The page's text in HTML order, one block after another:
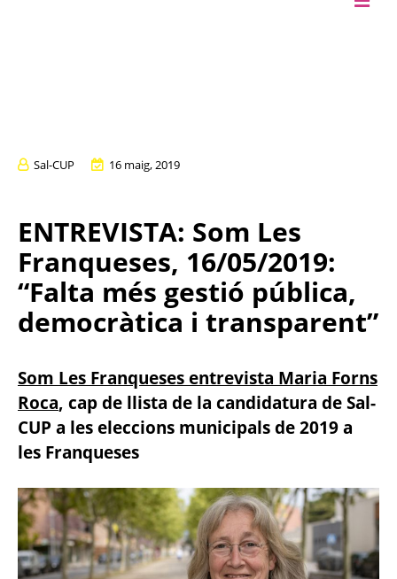
Sal-CUP 16 maig, 2019
ENTREVISTA: Som Les
Franqueses, 16/05/2019:
“Falta més gestió pública,
democràtica i transparent”
Som Les Franqueses entrevista Maria Forns
Roca, cap de llista de la candidatura de Sal-
CUP a les eleccions municipals de 2019 a
les Franqueses